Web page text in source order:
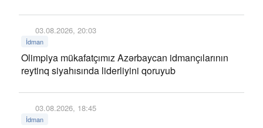
03.08.2026, 20:03
İdman
Olimpiya mükafatçımız Azərbaycan idmançılarının
reytinq siyahısında liderliyini qoruyub
03.08.2026, 18:45
İdman